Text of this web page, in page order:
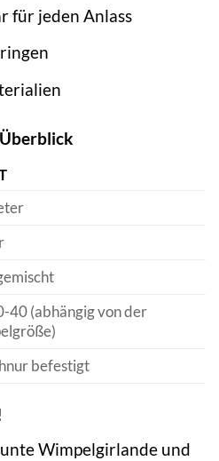
für jeden Anlass
40 (abhängig von der
befestigt
Wimpelgirlande und